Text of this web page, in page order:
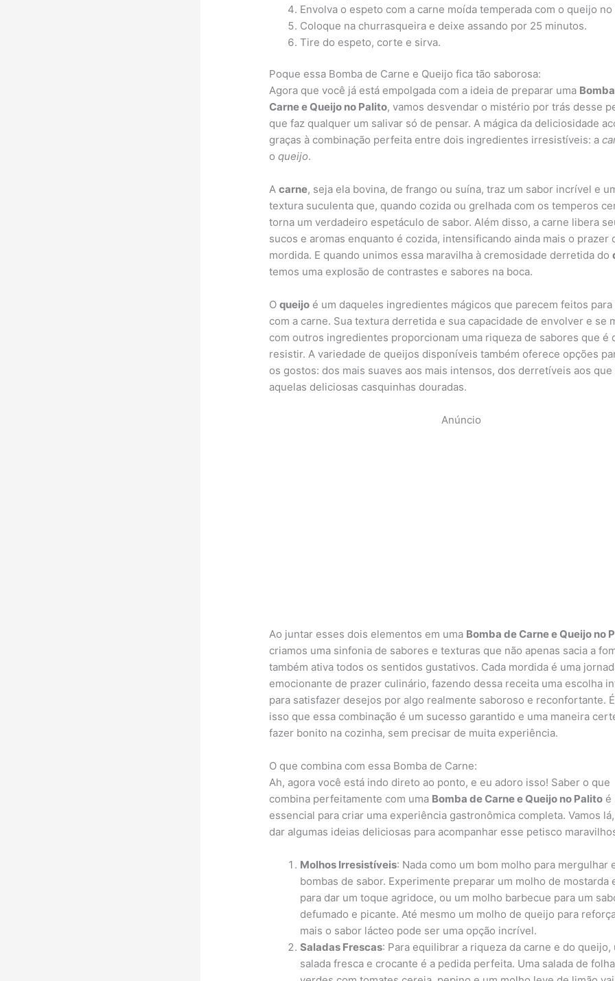
Envolva o espeto com a carne moída temperada com o queijo no
Coloque na churrasqueira e deixe assando por 25 minutos.
Tire do espeto, corte e sirva.
Poque essa Bomba de Carne e Queijo fica tão saborosa:
Agora que você já está empolgada com a ideia de preparar uma
Carne e Queijo no Palito, vamos desvendar o mistério por trás desse
que faz qualquer um salivar só de pensar. A mágica da deliciosidade
graças à combinação perfeita entre dois ingredientes irresistíveis: a
oqueijo.
Acarne, seja ela bovina, de frango ou suína, traz um sabor incrível e
textura suculenta que, quando cozida ou grelhada com os temperos
torna um verdadeiro espetáculo de sabor. Além disso, a carne libera
sucos e aromas enquanto é cozida, intensificando ainda mais o prazer
mordida. E quando unimos essa maravilha à cremosidade derretida do
temos uma explosão de contrastes e sabores na boca.
Oqueijo é um daqueles ingredientes mágicos que parecem feitos para
com a carne. Sua textura derretida e sua capacidade de envolver e se
com outros ingredientes proporcionam uma riqueza de sabores que é
resistir. A variedade de queijos disponíveis também oferece opções
os gostos: dos mais suaves aos mais intensos, dos derretíveis aos que
aquelas deliciosas casquinhas douradas.
Anúncio
Ao juntar esses dois elementos em uma Bomba de Carne e Queijo no
criamos uma sinfonia de sabores e texturas que não apenas sacia a
também ativa todos os sentidos gustativos. Cada mordida é uma
emocionante de prazer culinário, fazendo dessa receita uma escolha
para satisfazer desejos por algo realmente saboroso e reconfortante.
isso que essa combinação é um sucesso garantido e uma maneira
fazer bonito na cozinha, sem precisar de muita experiência.
O que combina com essa Bomba de Carne:
Ah, agora você está indo direto ao ponto, e eu adoro isso! Saber o que
combina perfeitamente com uma Bomba de Carne e Queijo no Palito é
essencial para criar uma experiência gastronômica completa. Vamos
dar algumas ideias deliciosas para acompanhar esse petisco
Molhos Irresistíveis: Nada como um bom molho para mergulhar
bombas de sabor. Experimente preparar um molho de mostarda
para dar um toque agridoce, ou um molho barbecue para um
defumado e picante. Até mesmo um molho de queijo para
mais o sabor lácteo pode ser uma opção incrível.
Saladas Frescas: Para equilibrar a riqueza da carne e do queijo,
salada fresca e crocante é a pedida perfeita. Uma salada de